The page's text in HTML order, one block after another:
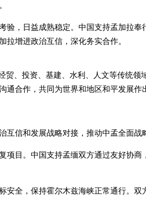
，日益成熟稳定。中国支持孟加拉
增进政治互信，深化务实合作。
、投资、基建、水利、人文等传统
通合作，共同为世界和地区和平发展作
信和发展战略对接，推动中孟全面战
目。中国支持孟缅双方通过友好协
全，保持霍尔木兹海峡正常通行。